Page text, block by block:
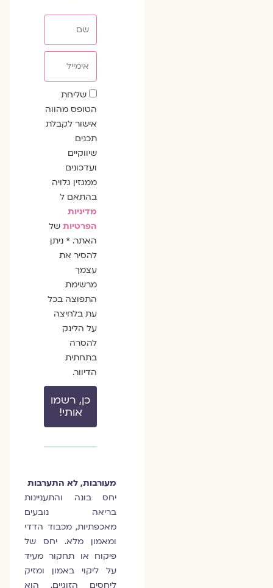
שדה
הסכמה
שליחת
הטופס מהווה
אישור לקבלת
תכנים
שיווקיים
ועדכונים
ממגזין גלויה
בהתאם ל
מדיניות
הפרטיותשל
האתר. * ניתן
להסיר את
עצמך
מרשימת
התפוצה בכל
עת בלחיצה
על הלינק
להסרה
בתחתית
הדיוור.
כן, רשמו
אותי!
מעורבות, לא התערבות
יחס בונה והתעניינות
בריאה נובעים
מאכפתיות, מכבוד הדדי
ומאמון מלא. יחס של
פיקוח או תחקור מעיד
על ליקוי באמון ומזיק
ליחסים הזוגיים. הוא